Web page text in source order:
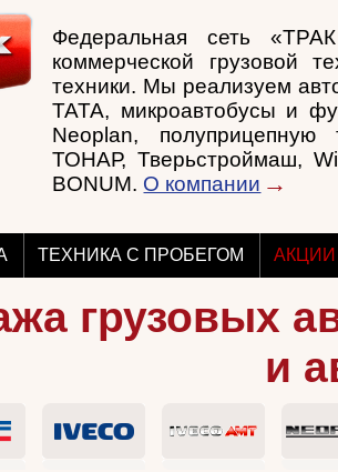
Федеральная сеть
коммерческой грузовой
техники. Мы реализуем
TATA, микроавтобусы и
Neoplan,
ТОНАР, Тверьстроймаш,
BONUM. О компании
ТЕХНИКА С ПРОБЕГОМ АКЦИИ
грузовых
и